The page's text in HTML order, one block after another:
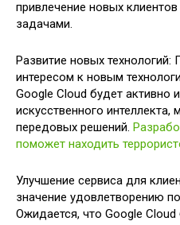
привлечение новых
задачами.
Развитие новых технологий:
интересом к новым
Google Cloud будет активно
искусственного
передовых решений.
поможет находить
Улучшение сервиса для
значение удовлетворению
Ожидается, что Google